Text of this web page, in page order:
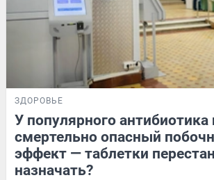
ЗДОРОВЬЕ
У популярного
смертельно опасный
эффект — таблетки
назначать?